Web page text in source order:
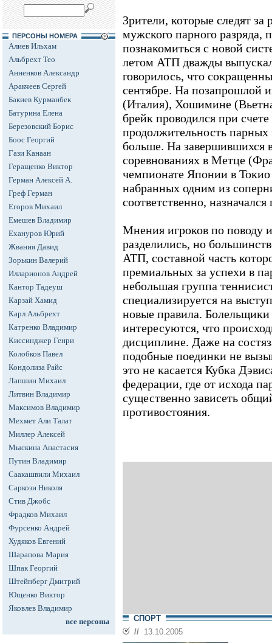
ПЕРСОНЫ НОМЕРА
Алиев Ильхам
Альбрехт Тео
Анненков Александр
Аракчеев Сергей
Бакиев Курманбек
Батурина Елена
Березовский Борис
Боос Георгий
Гази Канаан
Геращенко Виктор
Герман Алексей А.
Греф Герман
Егоров Михаил
Емешев Владимир
Ехануров Юрий
Жвания Давид
Зорькин Валерий
Илларионов Андрей
Кантор Тадеуш
Карзай Хамид
Карл Альбрехт
Катренко Владимир
Киссинджер Генри
Колобков Павел
Кондолиза Райс
Лапшин Михаил
Литвин Владимир
Максимов Владимир
Мехмет Али Талат
Миллер Алексей
Мыскина Анастасия
Путин Владимир
Саакашвили Михаил
Саркози Николя
Стив Джобс
Фрадков Михаил
Фурсенко Андрей
Худяков Евгений
Шарапова Мария
Шпак Георгий
Штейнберг Дмитрий
Ющенко Виктор
Яковлев Владимир
все персоны
Зрители, которые следят
мужского парного разряда,
познакомиться с новой
летом АТП дважды
говорилось, что
сентябре. На позапрошлой
(Италия), Хошимине
брейк проводился при
продолжительность
больше. На завершившихся
соревнованиях в Метце
чемпионате Японии в
набранных одним из
соответственно,
Мнения игроков по поводу
разделились, но
АТП, составной часть
премиальных за успехи в
небольшая группа
специализируется на
новые правила.
интересуются, что
дисциплине. Даже на
подобные поединки не
это не касается Кубка
федерации, где от исхода
существенно зависеть
противостояния.
СПОРТ
// 13.10.2005